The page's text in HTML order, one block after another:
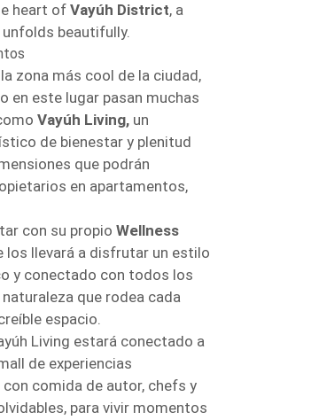
heart of Vayúh District, a
beautifully.
la zona más cool de la ciudad,
en este lugar pasan muchas
Vayúh Living, un
de bienestar y plenitud
que podrán
en apartamentos,
con su propio Wellness
los llevará a disfrutar un estilo
y conectado con todos los
que rodea cada
espacio.
Living estará conectado a
de experiencias
comida de autor, chefs y
para vivir momentos